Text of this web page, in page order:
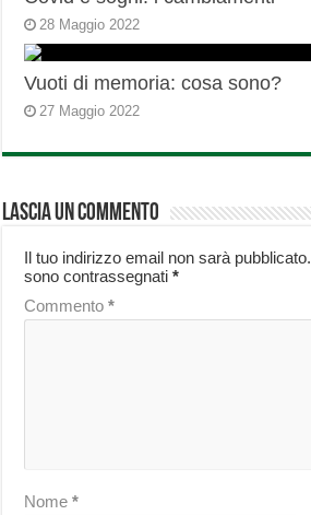
28 Maggio 2022
Vuoti di memoria: cosa sono?
27 Maggio 2022
Lascia un commento
Il tuo indirizzo email non sarà pubblicato.
sono contrassegnati*
Commento*
Nome*